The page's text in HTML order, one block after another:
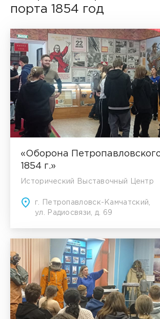
порта 1854 год
«Оборона
1854 г.»
Исторический Выставочный Центр
г. Петропавловск-Камчатский,
ул. Радиосвязи, д. 69